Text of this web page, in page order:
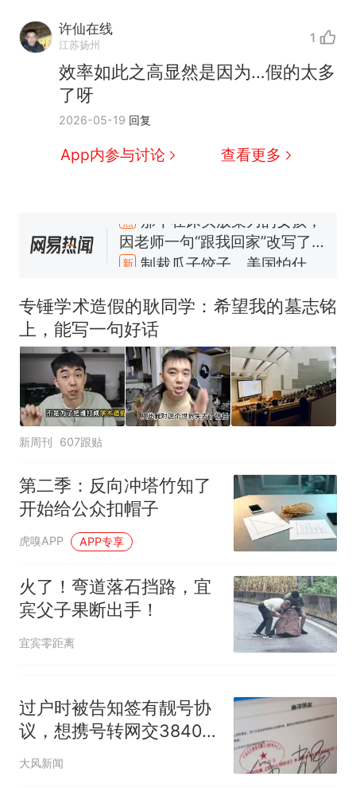
许仙在线
江苏扬州 1
效率如此之高显然是因为…假的太多
了呀
2026-05-19 回复
App内参与讨论 查看更多
人生
新 制裁瓜子饺子，美国怕什
么？
号，仅凭视频评出？中国烹饪
协会回应
男子上山采菌偶然发现鸡枞菌
窝，原地守1天等它长大：挖了
140多朵
美国渔民钓获鲨鱼徒手将其拽
回大海 目击者直呼震惊 （视频
来源：参考消息）
笔试第一被第二名传话劝弃考
官方通报
人生
专锤学术造假的耿同学：希望我的墓志铭
上，能写一句好话
新周刊 607跟贴
第二季：反向冲塔竹知了
开始给公众扣帽子
虎嗅APP APP专享
火了！弯道落石挡路，宜
宾父子果断出手！
宜宾零距离
过户时被告知签有靓号协
议，想携号转网交3840元
违约金，“电信拿不出靓号
大风新闻